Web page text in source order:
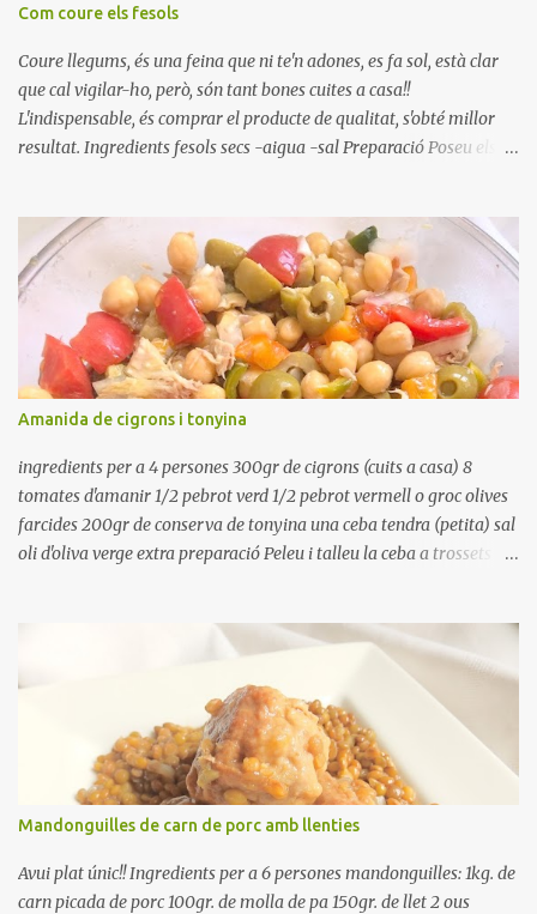
Com coure els fesols
Coure llegums, és una feina que ni te'n adones, es fa sol, està clar
que cal vigilar-ho, però, són tant bones cuites a casa!!
L'indispensable, és comprar el producte de qualitat, s'obté millor
resultat. Ingredients fesols secs -aigua -sal Preparació Poseu els
quan arrenca el bull, canvieu l'aigua bullint, per aigua freda,
repetiu dues o tres vegades, abaixeu el foc i atureu la ebullició, dues
o tres vegades afegint aigua freda, han de coure a foc baix, quasi
be, sense bullir i sempre sempre, amb l'olla tapada, entre 1 hora i 1
hora i mitja. Saleu 10 minuts abans de retirar del foc. Heu de veure
vosaltres el moment en que ja estan cuites. Anotacions Deixeu
refredar en la mateixa olla. El caldo de coure els fesols, es pot
utilitzar per una crema o sopa. Ingredientes judias -agua -sal
Preparación Ponga las judías a r...
Amanida de cigrons i tonyina
ingredients per a 4 persones 300gr de cigrons (cuits a casa) 8
tomates d'amanir 1/2 pebrot verd 1/2 pebrot vermell o groc olives
farcides 200gr de conserva de tonyina una ceba tendra (petita) sal
oli d'oliva verge extra preparació Peleu i talleu la ceba a trossets i
Renteu les tomates i talleu-les a octaus. Talleu les olives a
rodanxes. Una hora abans de portar a la taula, poseu els cigrons,
ben escorreguts, en un bol, amb la resta d'ingredients: les tomates,
el pebrot, la ceba, (escorreguda), les olives i la tonyina esmicolada.
Amaniu amb sal i oli... bon profit!!
Mandonguilles de carn de porc amb llenties
Avui plat únic!! Ingredients per a 6 persones mandonguilles: 1kg. de
carn picada de porc 100gr. de molla de pa 150gr. de llet 2 ous